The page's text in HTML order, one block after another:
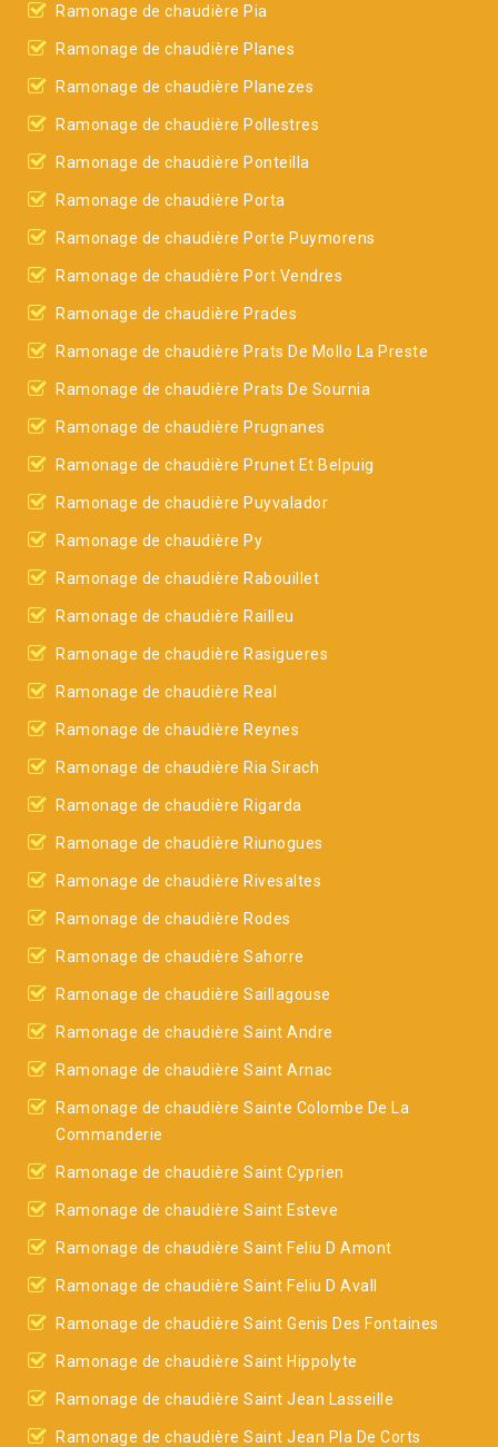
Ramonage de chaudière Pia
Ramonage de chaudière Planes
Ramonage de chaudière Planezes
Ramonage de chaudière Pollestres
Ramonage de chaudière Ponteilla
Ramonage de chaudière Porta
Ramonage de chaudière Porte Puymorens
Ramonage de chaudière Port Vendres
Ramonage de chaudière Prades
Ramonage de chaudière Prats De Mollo La Preste
Ramonage de chaudière Prats De Sournia
Ramonage de chaudière Prugnanes
Ramonage de chaudière Prunet Et Belpuig
Ramonage de chaudière Puyvalador
Ramonage de chaudière Py
Ramonage de chaudière Rabouillet
Ramonage de chaudière Railleu
Ramonage de chaudière Rasigueres
Ramonage de chaudière Real
Ramonage de chaudière Reynes
Ramonage de chaudière Ria Sirach
Ramonage de chaudière Rigarda
Ramonage de chaudière Riunogues
Ramonage de chaudière Rivesaltes
Ramonage de chaudière Rodes
Ramonage de chaudière Sahorre
Ramonage de chaudière Saillagouse
Ramonage de chaudière Saint Andre
Ramonage de chaudière Saint Arnac
Ramonage de chaudière Sainte Colombe De La
Commanderie
Ramonage de chaudière Saint Cyprien
Ramonage de chaudière Saint Esteve
Ramonage de chaudière Saint Feliu D Amont
Ramonage de chaudière Saint Feliu D Avall
Ramonage de chaudière Saint Genis Des Fontaines
Ramonage de chaudière Saint Hippolyte
Ramonage de chaudière Saint Jean Lasseille
Ramonage de chaudière Saint Jean Pla De Corts